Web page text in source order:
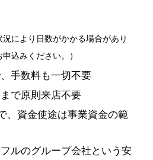
況により日数がかかる場合があり
込みください。）
手数料も一切不要
で原則来店不要
、資金使途は事業資金の範
ルのグループ会社という安